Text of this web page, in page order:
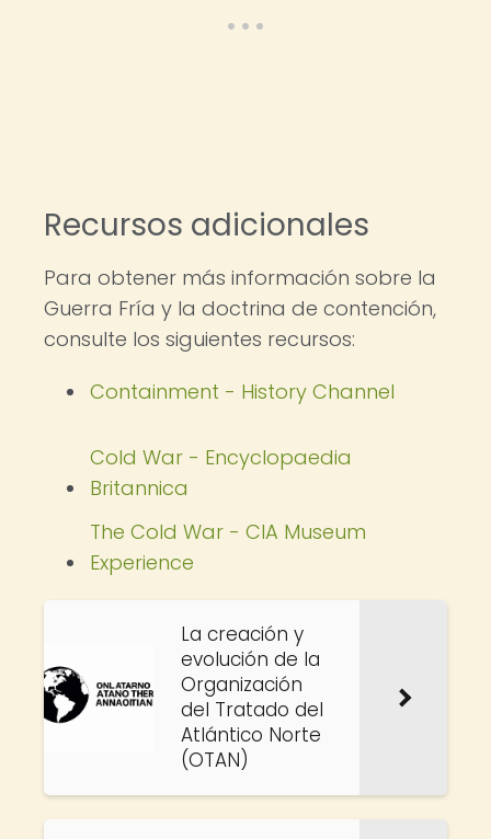
Recursos adicionales
Para obtener más información sobre la
Guerra Fría y la doctrina de contención,
consulte los siguientes recursos:
Containment - History Channel
Cold War - Encyclopaedia
Britannica
The Cold War - CIA Museum
Experience
La creación y
evolución de la
Organización
del Tratado del
Atlántico Norte
(OTAN)